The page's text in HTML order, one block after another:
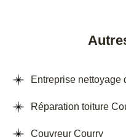
Entreprise nettoyage
Réparation toiture
Couvreur Courry